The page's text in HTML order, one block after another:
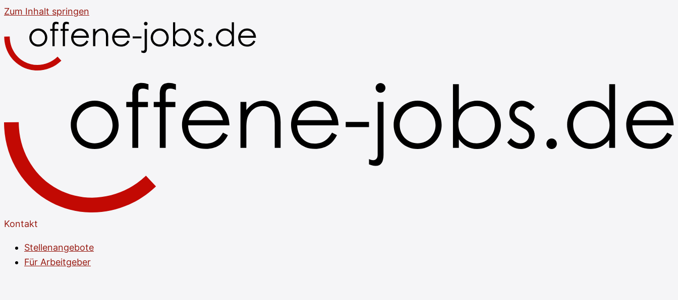
Zum Inhalt springen
Kontakt
Stellenangebote
Für Arbeitgeber